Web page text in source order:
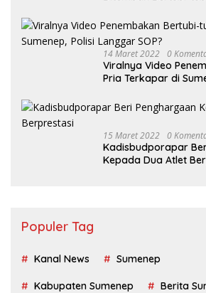
14 Maret 2022 0
Viralnya Video
Pria Terkapar di
15 Maret 2022 0
Kadisbudporapar
Kepada Dua Atlet
Populer Tag
Kanal News Sumenep
Kabupaten Sumenep Berita